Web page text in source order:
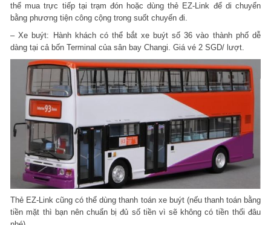
thể mua trực tiếp tại trạm đón hoặc dùng thẻ EZ-Link để di chuyển
bằng phương tiện công cộng trong suốt chuyến đi.
– Xe buýt: Hành khách có thể bắt xe buýt số 36 vào thành phố dễ
dàng tại cả bốn Terminal của sân bay Changi. Giá vé 2 SGD/ lượt.
Thẻ EZ-Link cũng có thể dùng thanh toán xe buýt (nếu thanh toán bằng
tiền mặt thì bạn nên chuẩn bị đủ số tiền vì sẽ không có tiền thối đâu